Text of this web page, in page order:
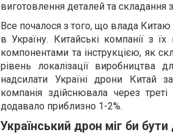
виготовлення деталей та складання
Все почалося з того, що влада
в Україну. Китайські компанії з
компонентами та інструкцією, як
рівень локалізації виробництва
надсилати Україні дрони Китай
компанія здійснювала через
додавало приблизно 1-2%.
Український дрон міг би